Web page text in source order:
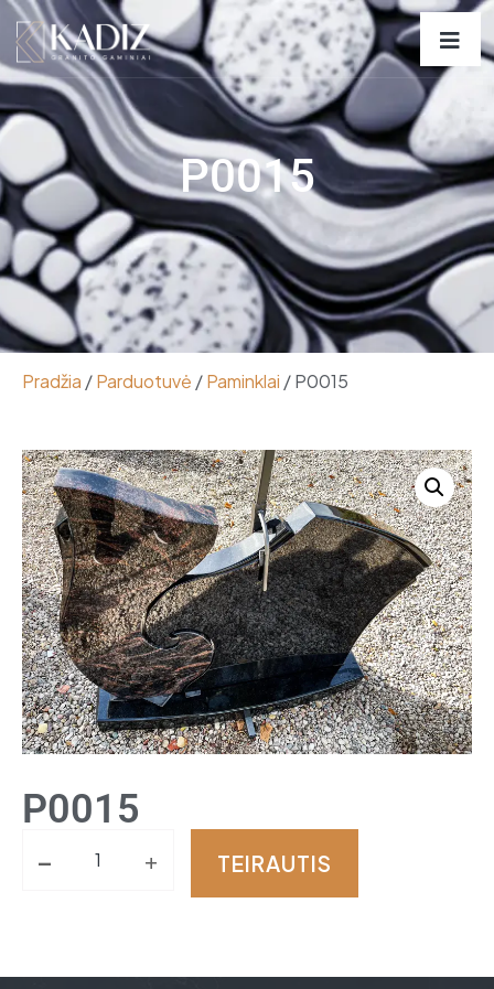
P0015
Pradžia /Parduotuvė /Paminklai / P0015
P0015
- + TEIRAUTIS